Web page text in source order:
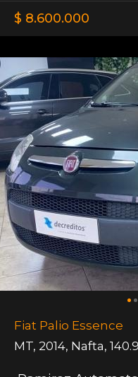
$ 8.600.000
Fiat Palio Essence
MT, 2014, Nafta,